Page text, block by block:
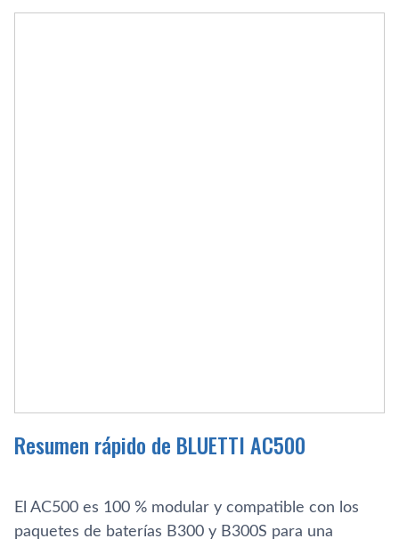
Resumen rápido de BLUETTI AC500
El AC500 es 100 % modular y compatible con los
paquetes de baterías B300 y B300S para una